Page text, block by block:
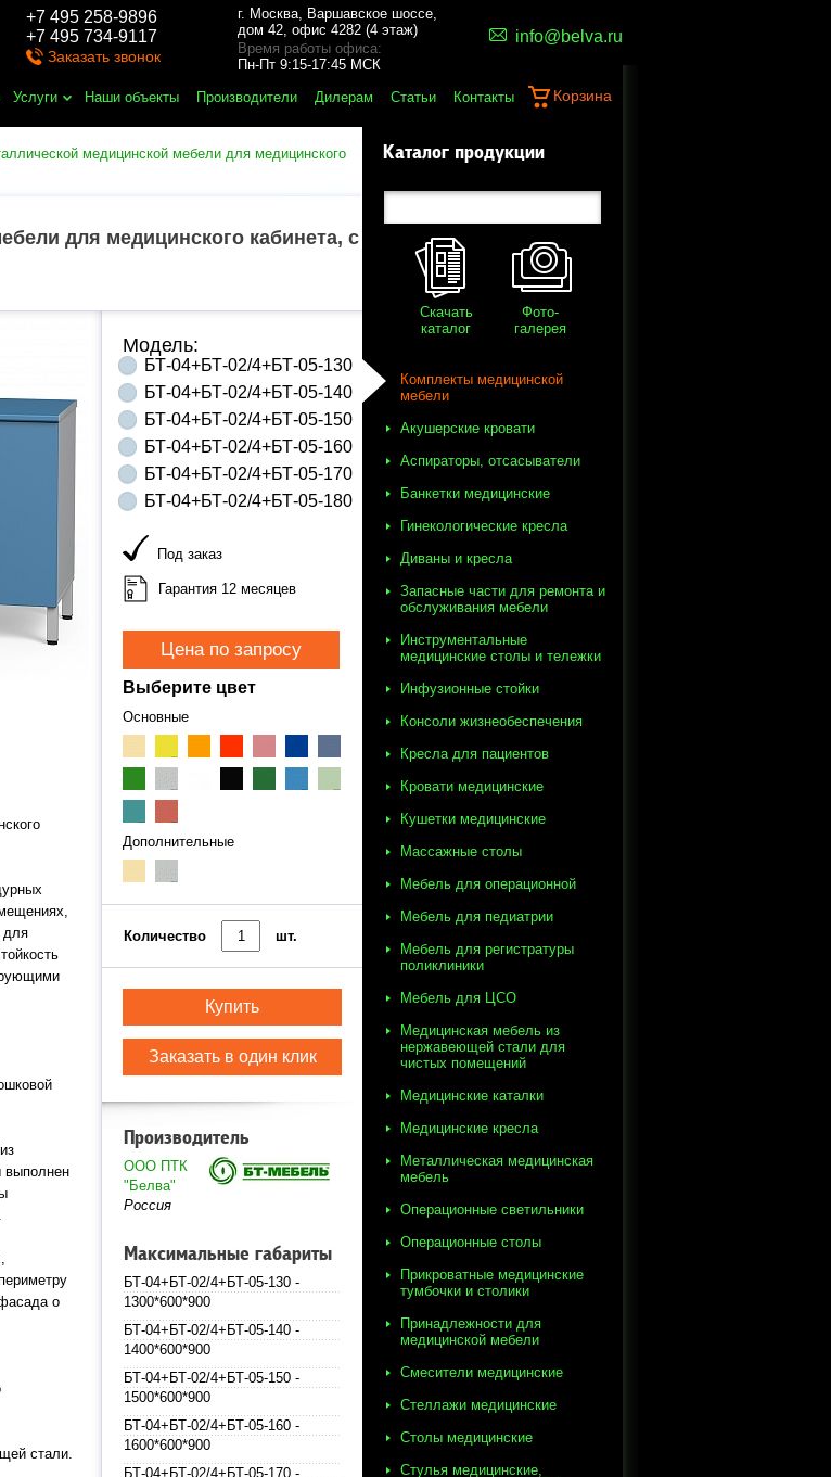
+7 495 258-9896
+7 495 734-9117
Заказать звонок
г. Москва, Варшавское шоссе,
дом 42, офис 4282 (4 этаж)
Время работы офиса:
Пн-Пт 9:15-17:45 МСК
info@belva.ru
Услуги Наши объекты Производители Дилерам Статьи Контакты Корзина
медицинской мебели для медицинского
для медицинского кабинета, с
для
выполнен
о
стали.
Модель:
БТ-04+БТ-02/4+БТ-05-130
БТ-04+БТ-02/4+БТ-05-140
БТ-04+БТ-02/4+БТ-05-150
БТ-04+БТ-02/4+БТ-05-160
БТ-04+БТ-02/4+БТ-05-170
БТ-04+БТ-02/4+БТ-05-180
Под заказ
Гарантия 12 месяцев
Цена по запросу
Выберите цвет
Основные
Дополнительные
Количество шт.
Купить
Заказать в один клик
Производитель
ООО ПТК
"Белва"
Россия
Максимальные габариты
БТ-04+БТ-02/4+БТ-05-130 -
1300*600*900
БТ-04+БТ-02/4+БТ-05-140 -
1400*600*900
БТ-04+БТ-02/4+БТ-05-150 -
1500*600*900
БТ-04+БТ-02/4+БТ-05-160 -
1600*600*900
БТ-04+БТ-02/4+БТ-05-170 -
Каталог продукции
Скачать
каталог
Фото-
галерея
Комплекты медицинской
мебели
Акушерские кровати
Аспираторы, отсасыватели
Банкетки медицинские
Гинекологические кресла
Диваны и кресла
Запасные части для ремонта и
обслуживания мебели
Инструментальные
медицинские столы и тележки
Инфузионные стойки
Консоли жизнеобеспечения
Кресла для пациентов
Кровати медицинские
Кушетки медицинские
Массажные столы
Мебель для операционной
Мебель для педиатрии
Мебель для регистратуры
поликлиники
Мебель для ЦСО
Медицинская мебель из
нержавеющей стали для
чистых помещений
Медицинские каталки
Медицинские кресла
Металлическая медицинская
мебель
Операционные светильники
Операционные столы
Прикроватные медицинские
тумбочки и столики
Принадлежности для
медицинской мебели
Смесители медицинские
Стеллажи медицинские
Столы медицинские
Стулья медицинские,